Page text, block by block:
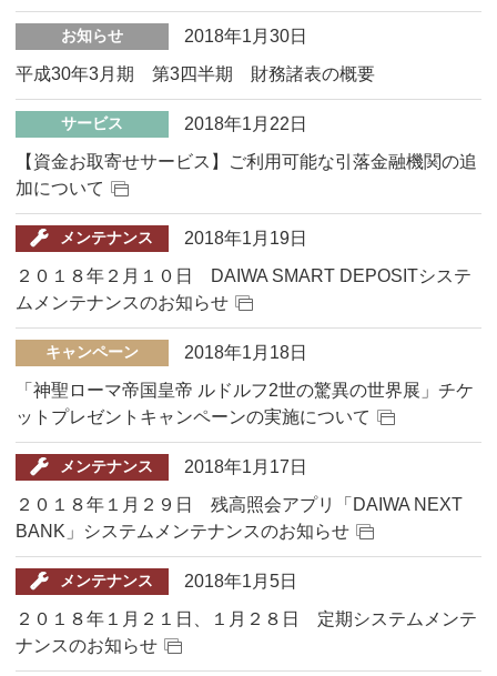
お知らせ
2018年1月30日
平成30年3月期 第3四半期 財務諸表の概要
サービス
2018年1月22日
【資金お取寄せサービス】ご利用可能な引落金融機関の追
加について
メンテナンス
2018年1月19日
２０１８年２月１０日 DAIWA SMART DEPOSITシステ
ムメンテナンスのお知らせ
キャンペーン
2018年1月18日
「神聖ローマ帝国皇帝 ルドルフ2世の驚異の世界展」チケ
ットプレゼントキャンペーンの実施について
メンテナンス
2018年1月17日
２０１８年１月２９日 残高照会アプリ「DAIWA NEXT
BANK」システムメンテナンスのお知らせ
メンテナンス
2018年1月5日
２０１８年１月２１日、１月２８日 定期システムメンテ
ナンスのお知らせ